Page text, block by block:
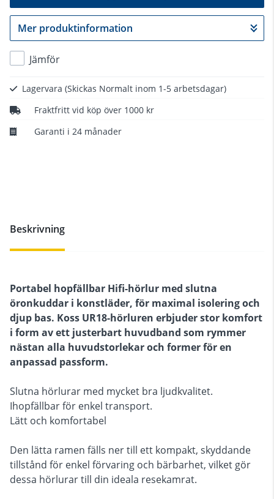
Gå till kassan
Mer produktinformation
Jämför
Lagervara (Skickas Normalt inom 1-5 arbetsdagar)
Fraktfritt vid köp över 1000 kr
Garanti i 24 månader
Beskrivning
Portabel hopfällbar Hifi-hörlur med slutna
öronkuddar i konstläder, för maximal isolering och
djup bas. Koss UR18-hörluren erbjuder stor komfort
i form av ett justerbart huvudband som rymmer
nästan alla huvudstorlekar och former för en
anpassad passform.
Slutna hörlurar med mycket bra ljudkvalitet.
Ihopfällbar för enkel transport.
Lätt och komfortabel
Den lätta ramen fälls ner till ett kompakt, skyddande
tillstånd för enkel förvaring och bärbarhet, vilket gör
dessa hörlurar till din ideala resekamrat.